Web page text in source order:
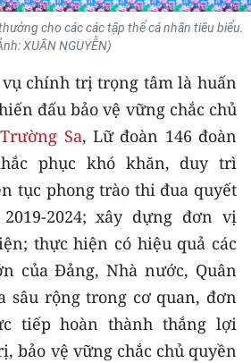
TIN
- MỖI XÃ
cho các các tập thể cá nhân tiêu biểu.
XUÂN NGUYỄN)
chính trị trọng tâm là huấn
đấu bảo vệ vững chắc chủ
Sa, Lữ đoàn 146 đoàn
phục khó khăn, duy trì
tục phong trào thi đua quyết
2024; xây dựng đơn vị
thực hiện có hiệu quả các
của Đảng, Nhà nước, Quân
sâu rộng trong cơ quan, đơn
tiếp hoàn thành thắng lợi
bảo vệ vững chắc chủ quyền